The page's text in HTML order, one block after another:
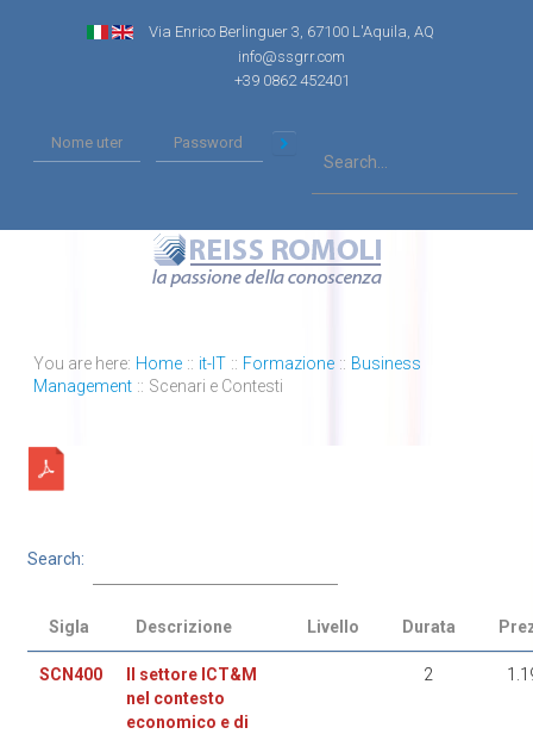
Via Enrico Berlinguer 3, 67100 L'Aquila, AQ
info@ssgrr.com
+39 0862 452401
You are here: Home :: it-IT :: Formazione :: Business
Management :: Scenari e Contesti
Search:
Sigla Descrizione Livello Durata
SCN400
Il settore ICT&M
nel contesto
economico e di
2